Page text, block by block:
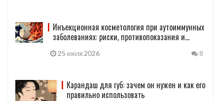
Инъекционная косметология при аутоиммунных
заболеваниях: риски, противопоказания и
25 июля 2026 8
Карандаш для губ: зачем он нужен и как его
правильно использовать